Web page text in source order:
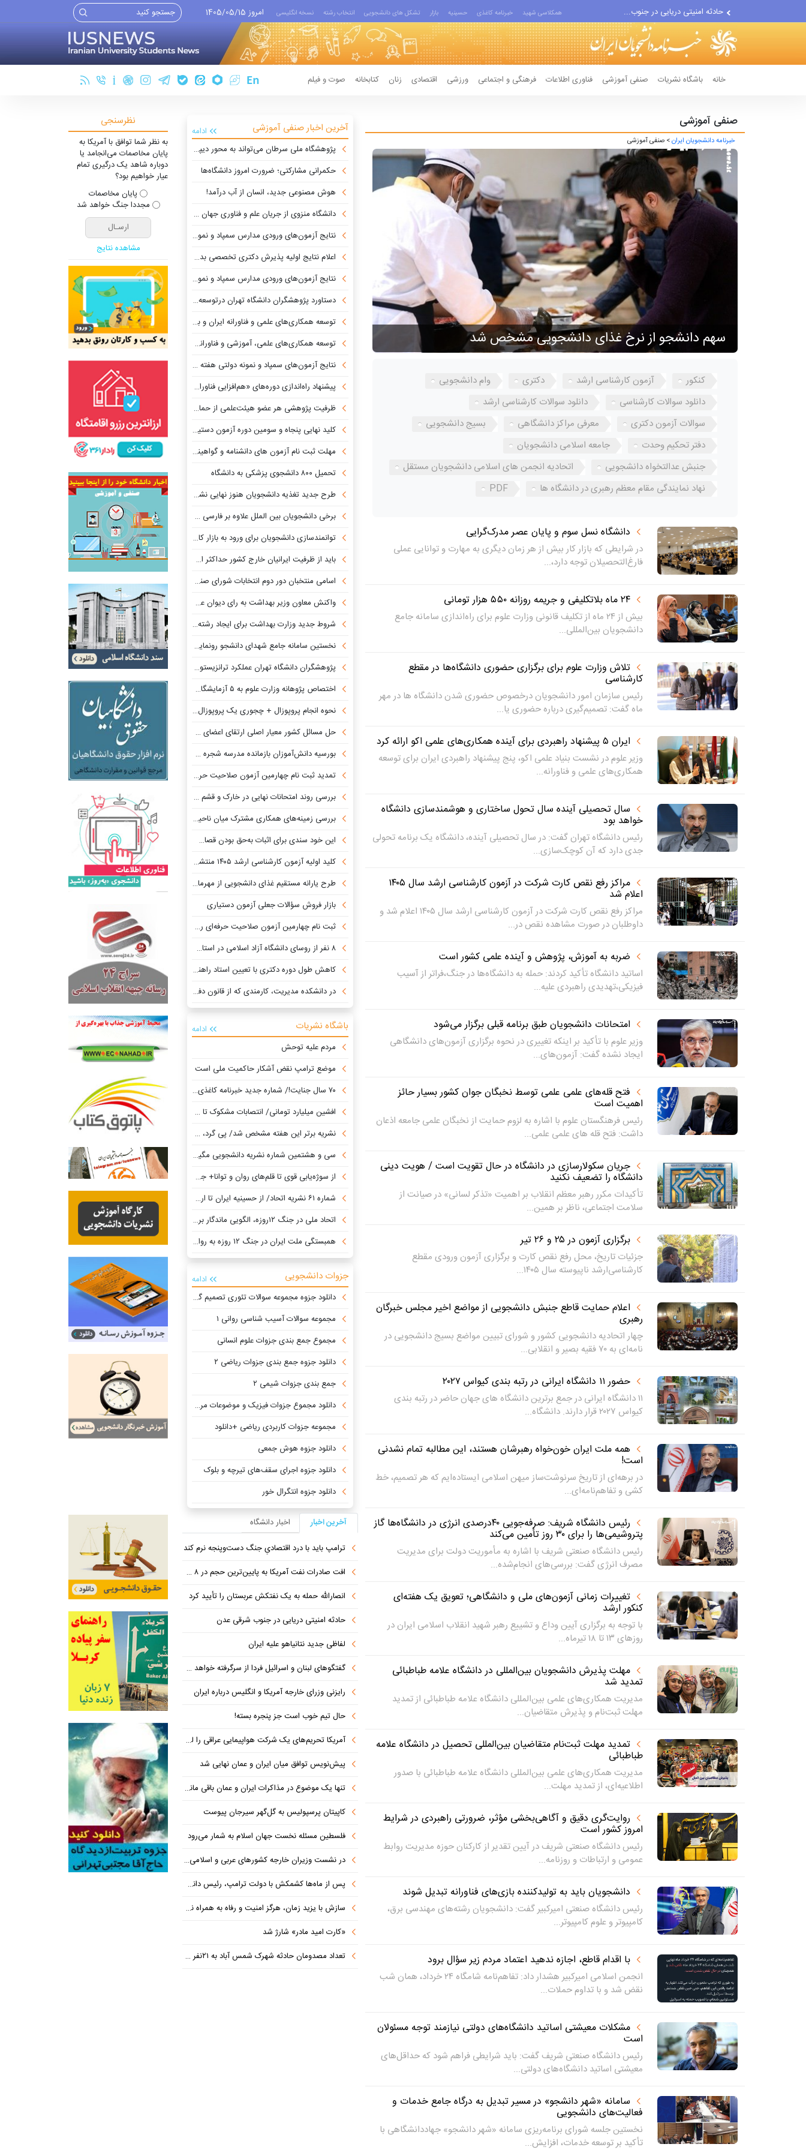
حادثه امنیتی دریایی در جنوب...
لفاظی جدید نتانیاهو علیه ایران
همکلاسی شهید خبرنامه کاغذی حسینیه بازار تشکل های دانشجویی انتخاب رشته نسخه انگلیسی امروز 1405/05/15
خانه باشگاه نشریات صنفی آموزشی فناوری اطلاعات فرهنگی و اجتماعی ورزشی اقتصادی زنان کتابخانه صوت و فیلم
صنفی آموزشی
خبرنامه دانشجویان ایران> صنفی آموزشی
سهم دانشجو از نرخ غذای دانشجویی مشخص شد
کنکور آزمون کارشناسی ارشد دکتری
وام دانشجویی
دانلود سوالات کارشناسی
دانلود سوالات کارشناسی ارشد
سوالات آزمون دکتری
معرفی مراکز دانشگاهی
بسیج دانشجویی
دفتر تحکیم وحدت
جامعه اسلامی دانشجویان
جنبش عدالتخواه دانشجویی
اتحادیه انجمن های اسلامی دانشجویان مستقل
نهاد نمایندگی مقام معظم رهبری در دانشگاه ها
PDF
دانشگاه نسل سوم و پایان عصر مدرک‌گرایی
در شرایطی که بازار کار بیش از هر زمان دیگری به مهارت و توانایی عملی
فارغ‌التحصیلان توجه دارد،...
۲۴ ماه بلاتکلیفی و جریمه روزانه ۵۵۰ هزار تومانی
بیش از ۲۴ ماه از تکلیف قانونی وزارت علوم برای راه‌اندازی سامانه جامع
دانشجویان بین‌المللی...
تلاش وزارت علوم برای برگزاری حضوری دانشگاه‌ها در مقطع
کارشناسی
رئیس سازمان امور دانشجویان درخصوص حضوری شدن دانشگاه ها در مهر
ماه گفت: تصمیم‌گیری درباره حضوری یا...
ایران ۵ پیشنهاد راهبردی برای آینده همکاری‌های علمی اکو ارائه کرد
وزیر علوم در نشست بنیاد علمی اکو، پنج پیشنهاد راهبردی ایران برای توسعه
همکاری‌های علمی و فناورانه...
سال تحصیلی آینده سال تحول ساختاری و هوشمندسازی دانشگاه
خواهد بود
رئیس دانشگاه تهران گفت: در سال تحصیلی آینده، دانشگاه یک برنامه تحولی
جدی دارد که آن کوچک‌سازی...
مراکز رفع نقص کارت شرکت در آزمون کارشناسی ارشد سال ۱۴۰۵
اعلام شد
مراکز رفع نقص کارت شرکت در آزمون کارشناسی ارشد سال ۱۴۰۵ اعلام شد و
داوطلبان در صورت مشاهده نقص در...
ضربه به آموزش، پژوهش و آینده علمی کشور است
اساتید دانشگاه تأکید کردند: حمله به دانشگاه‌ها در جنگ،فراتر از آسیب
فیزیکی،تهدیدی راهبردی علیه...
امتحانات دانشجویان طبق برنامه قبلی برگزار می‌شود
وزیر علوم با تأکید بر اینکه تغییری در نحوه برگزاری آزمون‌های دانشگاهی
ایجاد نشده گفت: آزمون‌های...
فتح قله‌های علمی علمی توسط نخبگان جوان کشور بسیار حائز
اهمیت است
رئیس فرهنگستان علوم با اشاره به لزوم حمایت از نخبگان علمی جامعه اذعان
داشت: فتح قله های علمی علمی...
جریان سکولارسازی در دانشگاه در حال تقویت است / هویت دینی
دانشگاه را تضعیف نکنید
تأکیدات مکرر رهبر معظم انقلاب بر اهمیت «تذکر لسانی» در صیانت از
سلامت اجتماعی، ناظر بر همین...
برگزاری آزمون در ۲۵ و ۲۶ تیر
جزئیات تاریخ‌، محل‌ رفع نقص کارت و برگزاری‌ آزمون‌ ورودی مقطع
کارشناسی‌ارشد ناپیوسته‌ سال‌ ۱۴۰۵...
اعلام حمایت قاطع جنبش دانشجویی از مواضع اخیر مجلس خبرگان
رهبری
چهار اتحادیه دانشجویی کشور و شورای تبیین مواضع بسیج دانشجویی در
نامه‌ای به ۷۰ فقیه بصیر و انقلابی...
حضور ۱۱ دانشگاه ایرانی در رتبه بندی کیواس ۲۰۲۷
۱۱ دانشگاه ایرانی در جمع برترین دانشگاه های جهان حاضر در رتبه بندی
کیواس ۲۰۲۷ قرار دارند. دانشگاه...
همه ملت ایران خون‌خواه رهبرشان هستند، این مطالبه تمام نشدنی‌
است!
در برهه‌‌ای از تاریخ سرنوشت‌‌ساز میهن اسلامی ایستاده‌‌ایم که هر تصمیم، خط‌
کشی و تفاهم‌نامه‌ای...
رئیس دانشگاه شریف: صرفه‌جویی ۴۰درصدی انرژی در دانشگاه‌ها گاز
پتروشیمی‌ها را برای ۳۰ روز تأمین می‌کند
رئیس دانشگاه صنعتی شریف با اشاره به مأموریت دولت برای مدیریت
مصرف انرژی گفت: بررسی‌های انجام‌شده...
تغییرات زمانی آزمون‌های ملی و دانشگاهی؛ تعویق یک هفته‌ای
کنکور ارشد
با توجه به برگزاری آیین وداع و تشییع رهبر شهید انقلاب اسلامی ایران در
روزهای ۱۳ تا ۱۸ تیرماه...
مهلت پذیرش دانشجویان بین‌المللی در دانشگاه علامه طباطبائی
تمدید شد
مدیریت همکاری‌های علمی بین‌المللی دانشگاه علامه طباطبائی از تمدید
مهلت ثبت‌نام و پذیرش متقاضیان...
تمدید مهلت ثبت‌نام متقاضیان بین‌المللی تحصیل در دانشگاه علامه
طباطبائی
مدیریت همکاری‌های علمی بین‌المللی دانشگاه علامه طباطبائی با صدور
اطلاعیه‌ای، از تمدید مهلت...
روایت‌گری دقیق و آگاهی‌بخشی مؤثر، ضرورتی راهبردی در شرایط
امروز کشور است
رئیس دانشگاه صنعتی شریف در آیین تقدیر از کارکنان حوزه مدیریت روابط
عمومی و ارتباطات و روزنامه...
دانشجویان باید به تولیدکننده بازی‌های فناورانه تبدیل شوند
رئیس دانشگاه صنعتی امیرکبیر گفت: دانشجویان رشته‌های مهندسی برق،
کامپیوتر و علوم کامپیوتر...
با اقدام قاطع، اجازه ندهید اعتماد مردم زیر سؤال برود
انجمن اسلامی امیرکبیر هشدار داد: تفاهم‌نامه شامگاه ۲۴ خرداد، همان شب
نقض شد و با تداوم حملات...
مشکلات معیشتی اساتید دانشگاه‌های دولتی نیازمند توجه مسئولان
است
رئیس دانشگاه صنعتی شریف گفت: باید شرایطی فراهم شود که حداقل‌های
معیشتی اساتید دانشگاه‌های دولتی...
سامانه «شهر دانشجو» در مسیر تبدیل به درگاه جامع خدمات و
فعالیت‌های دانشجویی
نخستین جلسه شورای برنامه‌ریزی سامانه «شهر دانشجو» جهاددانشگاهی با
تأکید بر توسعه خدمات، افزایش...
آخرین اخبار صنفی آموزشی
ادامه
پژوهشگاه ملی سرطان می‌تواند به محور دیپلماسی علمی ایران و کشورهای منطقه تبدیل شود
حکمرانی مشارکتی؛ ضرورت امروز دانشگاه‌ها
هوش مصنوعی جدید، انسان از آب درآمد!
دانشگاه منزوی از جریان علم و فناوری جهان عقب می‌ماند
نتایج آزمون‌های ورودی مدارس سمپاد و نمونه دولتی اوایل هفته آینده منتشر می‌شود
اعلام نتایج اولیه پذیرش دکتری تخصصی بدون آزمون دانشگاه تهران
نتایج آزمون‌های ورودی مدارس سمپاد و نمونه دولتی اوایل هفته آینده منتشر می‌شود
دستاورد پژوهشگران دانشگاه تهران درتوسعه نسل جدید سامانه‌های هوشمند
توسعه همکاری‌های علمی و فناورانه ایران و بلاروس
توسعه همکاری‌های علمی، آموزشی و فناورانه با قزاقستان
نتایج آزمون‌های سمپاد و نمونه دولتی هفته آینده منتشر می‌شود
پیشنهاد راه‌اندازی دوره‌های «هم‌افزایی فناورانه»
ظرفیت پژوهشی هر عضو هیئت‌علمی از حمایت های بنیاد ملی علم اعلام شد
کلید نهایی پنجاه و سومین دوره آزمون دستیاری پزشکی منتشر شد
مهلت ثبت نام آزمون های دانشنامه و گواهینامه تخصصی و فوق تخصصی تمدید شد
تحمیل ۸۰۰ دانشجوی پزشکی به دانشگاه
طرح جدید تغذیه دانشجویان هنوز نهایی نشده
برخی دانشجویان بین الملل علاوه بر فارسی حتی به انگلیسی هم مسلط نیستند
توانمندسازی دانشجویان برای ورود به بازار کار دانش‌بنیان
باید از ظرفیت ایرانیان خارج کشور حداکثر استفاده را برد
اسامی منتخبان دور دوم انتخابات شورای صنفی دانشگاه تربیت مدرس اعلام شد
واکنش معاون وزیر بهداشت به رای دیوان عدالت اداری درباره انفصال از خدمت
شروط جدید وزارت بهداشت برای ایجاد رشته و دوره جدید علوم پزشکی
نخستین سامانه جامع شهدای دانشجو رونمایی می‌شود
پژوهشگران دانشگاه تهران عملکرد ترانزیستورهای نسل آینده را بهبود دادند
اختصاص پژوهانه وزارت علوم به ۵ آزمایشگاه تحقیقاتی دانشگاه امیرکبیر
نحوه انجام پروپوزال + چجوری یک پروپوزال بنویسیم «فوری و تخصصی»
حل مسائل کشور معیار اصلی ارتقای اعضای هیئت علمی می شود
بورسیه دانش‌آموزان بازمانده مدرسه شجره طیبه میناب در مدارس سما و دانشگاه آزاد
تمدید ثبت نام چهارمین آزمون صلاحیت حرفه‌ای روانشناسان/تغییر زمان برگزاری آزمون
بررسی روند امتحانات نهایی در خارک و قشم توسط رئیس سازمان بازرسی
بررسی زمینه‌های همکاری مشترک میان ناحیه نوآوری شریف و پارک علم و فناوری تاگوس پرتغال
این خود سندی برای اثبات به‌حق بودن قصاص است
کلید اولیه آزمون کارشناسی ارشد ۱۴۰۵ منتشر شد
طرح یارانه مستقیم غذای دانشجویی از مهرماه در دانشگاه تهران اجرا می شود
بازار فروش سؤالات جعلی آزمون دستیاری
ثبت نام چهارمین آزمون صلاحیت حرفه‌ای روانشناسان و مشاوران آغاز شد
۸ نفر از روسای دانشگاه آزاد اسلامی در استان‌ها ابقا شدند
کاهش طول دوره دکتری با تعیین استاد راهنما از ابتدای تحصیل
در دانشکده مدیریت، کارمندی که از قانون دفاع کرد، توبیخ می‌شود!
باشگاه نشریات
ادامه
مردم علیه توحش
موضع ترامپ نقض آشکار حاکمیت ملی است
۷۰ سال جنایت!/ شماره جدید خبرنامه کاغذی دانشجویان ایران منتشر شد +دانلود
افشین میلیارد تومانی/ انتصابات مشکوک تا رانت میلیاردی در معاونت علمی ریاست جمهوری!
نشریه برتر این هفته مشخص شد/ پی گرد، گوی سبقت را از بقیه ربود
سی و هشتمین شماره نشریه دانشجویی مگیت منتشر شد +دانلود
از سوژه‌یابی قوی تا قلم‌های روان و توانا+ جدول
شماره ۶۱ نشریه اتحاد/ از حسینیه ایران تا ارمغان پیروزی
اتحاد ملی در جنگ ۱۲روزه، الگویی ماندگار برای مقابله با تفرقه‌افکنی دشمن
همبستگی ملت ایران در جنگ ۱۲ روزه به روایت نشریات دانشجویی
جزوات دانشجویی
ادامه
دانلود جزوه مجموعه سوالات تئوری تصمیم گیری
مجموعه سوالات آسیب شناسی روانی ۱
مجموع جمع بندی جزوات علوم انسانی
دانلود جزوه جمع بندی جزوات ریاضی ۲
جمع بندی جزوات شیمی ۲
دانلود مجموع جزوات فیزیک و موضوعات مرتبط
مجموعه جزوات کاربردی ریاضی +دانلود
دانلود جزوه هوش جمعی
دانلود جزوه اجرای سقف‌های تیرچه و بلوک
دانلود جزوه انتگرال خور
آخرین اخبار
اخبار دانشگاه
ترامپ باید با درد اقتصادیِ جنگ دست‌و‌پنجه نرم کند
افت صادرات نفت آمریکا به پایین‌ترین حجم در ۸ ماه اخیر
انصارالله حمله به یک نفتکش عربستان را تأیید کرد
حادثه امنیتی دریایی در جنوب شرقی عدن
لفاظی جدید نتانیاهو علیه ایران
گفتگوهای لبنان و اسرائیل فردا از سرگرفته خواهد شد!
رایزنی وزرای خارجه آمریکا و انگلیس درباره ایران
حال تیم خوب است جز پنجره بسته!
آمریکا تحریم‌های یک شرکت هواپیمایی عراقی را لغو کرد
پیش‌نویس توافق میان ایران و عمان نهایی شد
تنها یک موضوع در مذاکرات ایران و عمان باقی مانده است
کاپیتان پرسپولیس به گل‌گهر سیرجان پیوست
فلسطین مسئله نخست جهان اسلام به شمار می‌رود
در نشست وزیران خارجه کشورهای عربی و اسلامی در امان چه گذشت؟
پس از ماه‌ها کشمکش با دولت ترامپ، رئیس دانشگاه براون کنار می‌رود
سازش با یزید زمان، هرگز امنیت و رفاه به همراه نداشته است
«کارت امید مادر» شارژ شد
تعداد مصدومان حادثه شهرک شمس آباد به ۲۱نفر رسید
نظرسنجی
به نظر شما توافق با آمریکا به
پایان مخاصمات می‌انجامد یا
دوباره شاهد یک درگیری تمام
عیار خواهیم بود؟
پایان مخاصمات
مجددا جنگ خواهد شد
مشاهده نتایج